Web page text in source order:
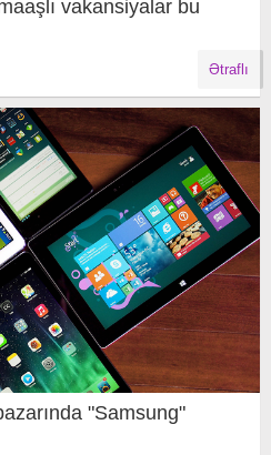
vakansiyalar bu
Ətraflı
"Samsung"